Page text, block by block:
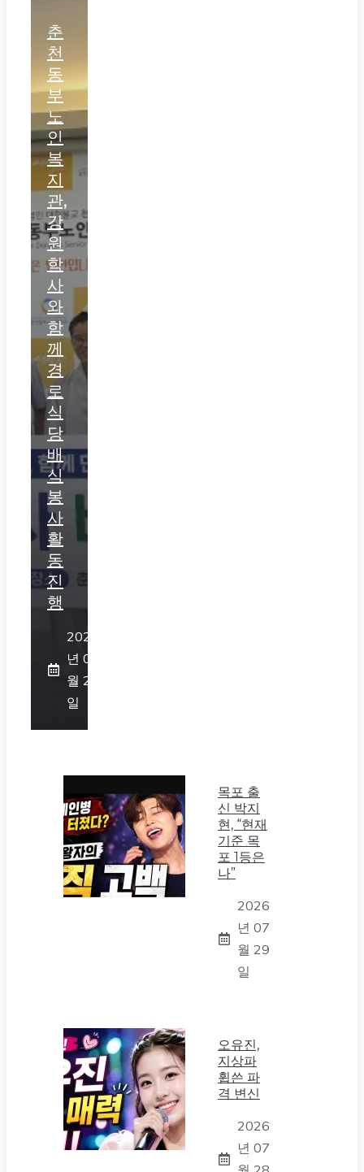
춘
천
동
부
노
인
복
지
관,
강
원
학
사
와
함
께
경
로
식
당
배
식
봉
사
활
동
진
행
2026
년 07
월 23
일
목포 출
신 박지
현, “현재
기준 목
포 1등은
나”
2026
년 07
월 29
일
오유진,
지상파
휩쓴 파
격 변신
2026
년 07